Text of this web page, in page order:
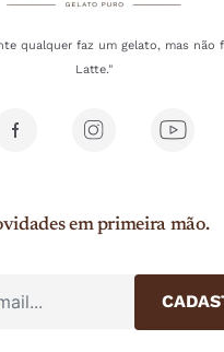
qualquer faz um gelato, mas não
Latte."
em primeira mão.